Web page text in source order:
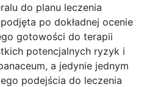
do planu leczenia
po dokładnej ocenie
gotowości do terapii
potencjalnych ryzyk i
a jedynie jednym
podejścia do leczenia